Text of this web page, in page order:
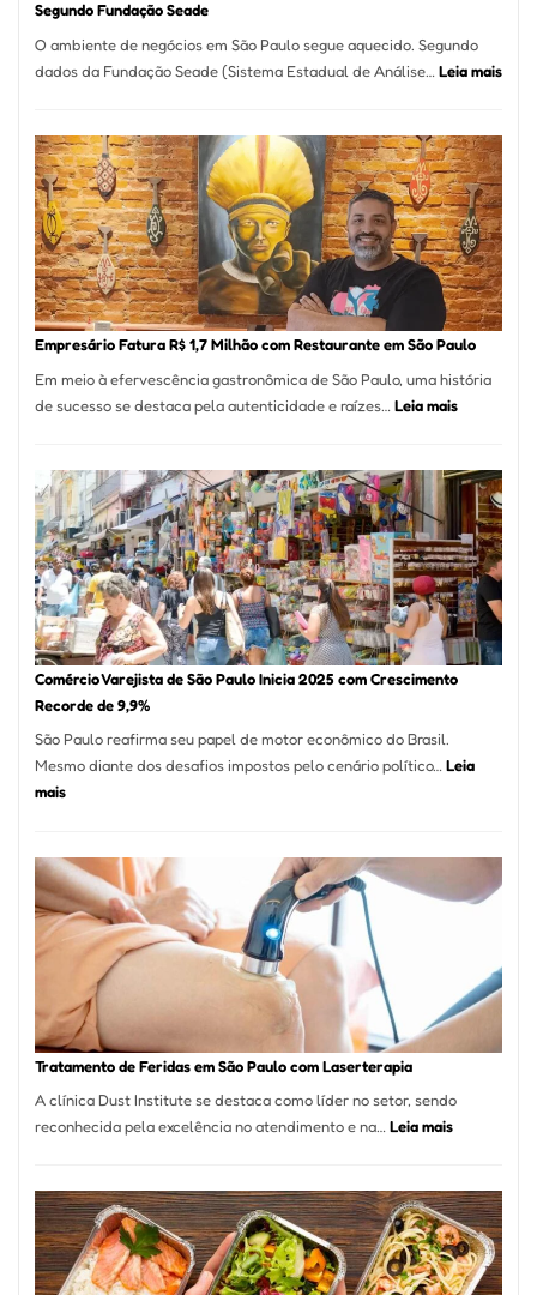
Segundo Fundação Seade
O ambiente de negócios em São Paulo segue aquecido. Segundo
dados da Fundação Seade (Sistema Estadual de Análise… Leia mais:
de
513
Mil
em
Empresário Fatura R$ 1,7 Milhão com Restaurante em São Paulo
Em meio à efervescência gastronômica de São Paulo, uma história
de sucesso se destaca pela autenticidade e raízes… Leia mais:
R$
Milhão
com
em
São
Paulo
Comércio Varejista de São Paulo Inicia 2025 com Crescimento
Recorde de 9,9%
São Paulo reafirma seu papel de motor econômico do Brasil.
Mesmo diante dos desafios impostos pelo cenário político…Leia
mais:
de
São
Paulo
Inicia
2025
com
Crescimento
Recorde
9,9%
Tratamento de Feridas em São Paulo com Laserterapia
A clínica Dust Institute se destaca como líder no setor, sendo
reconhecida pela excelência no atendimento e na…Leia mais:
Feridas
em
São
Paulo